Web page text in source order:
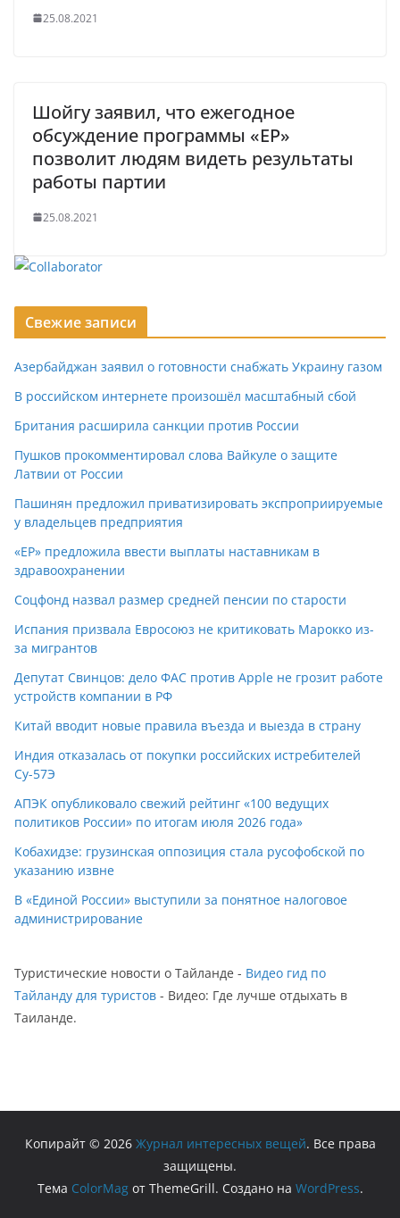
25.08.2021
Шойгу заявил, что ежегодное
обсуждение программы «ЕР»
позволит людям видеть результаты
работы партии
25.08.2021
Свежие записи
Азербайджан заявил о готовности снабжать Украину газом
В российском интернете произошёл масштабный сбой
Британия расширила санкции против России
Пушков прокомментировал слова Вайкуле о защите
Латвии от России
Пашинян предложил приватизировать экспроприируемые
у владельцев предприятия
«ЕР» предложила ввести выплаты наставникам в
здравоохранении
Соцфонд назвал размер средней пенсии по старости
Испания призвала Евросоюз не критиковать Марокко из-
за мигрантов
Депутат Свинцов: дело ФАС против Apple не грозит работе
устройств компании в РФ
Китай вводит новые правила въезда и выезда в страну
Индия отказалась от покупки российских истребителей
Су-57Э
АПЭК опубликовало свежий рейтинг «100 ведущих
политиков России» по итогам июля 2026 года»
Кобахидзе: грузинская оппозиция стала русофобской по
указанию извне
В «Единой России» выступили за понятное налоговое
администрирование
Туристические новости о Тайланде - Видео гид по
Тайланду для туристов - Видео: Где лучше отдыхать в
Таиланде.
Копирайт © 2026 Журнал интересных вещей. Все права
защищены.
Тема ColorMagот ThemeGrill. Создано на WordPress.